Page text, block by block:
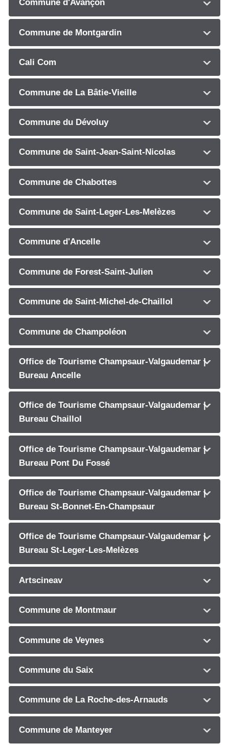
Commune d'Avançon
Commune de Montgardin
Cali Com
Commune de La Bâtie-Vieille
Commune du Dévoluy
Commune de Saint-Jean-Saint-Nicolas
Commune de Chabottes
Commune de Saint-Leger-Les-Melèzes
Commune d'Ancelle
Commune de Forest-Saint-Julien
Commune de Saint-Michel-de-Chaillol
Commune de Champoléon
Office de Tourisme Champsaur-Valgaudemar |
Bureau Ancelle
Office de Tourisme Champsaur-Valgaudemar |
Bureau Chaillol
Office de Tourisme Champsaur-Valgaudemar |
Bureau Pont Du Fossé
Office de Tourisme Champsaur-Valgaudemar |
Bureau St-Bonnet-En-Champsaur
Office de Tourisme Champsaur-Valgaudemar |
Bureau St-Leger-Les-Melèzes
Artscineav
Commune de Montmaur
Commune de Veynes
Commune du Saix
Commune de La Roche-des-Arnauds
Commune de Manteyer